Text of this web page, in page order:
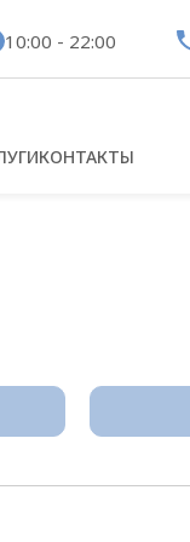
10:00 - 22:00
КОНТАКТЫ